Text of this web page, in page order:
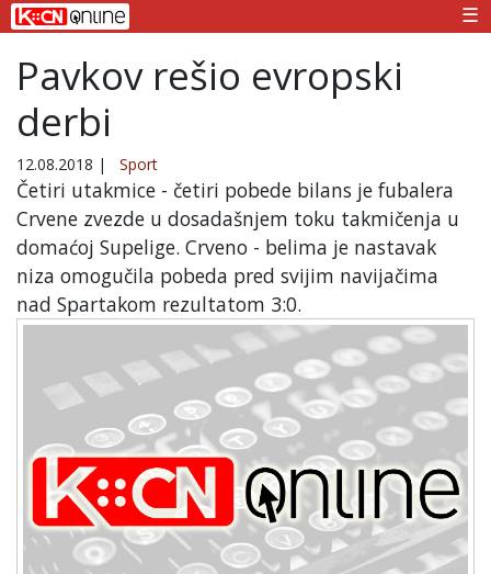
☰
Pavkov rešio evropski
derbi
12.08.2018 | Sport
Četiri utakmice - četiri pobede bilans je fubalera
Crvene zvezde u dosadašnjem toku takmičenja u
domaćoj Supelige. Crveno - belima je nastavak
niza omogučila pobeda pred svijim navijačima
nad Spartakom rezultatom 3:0.